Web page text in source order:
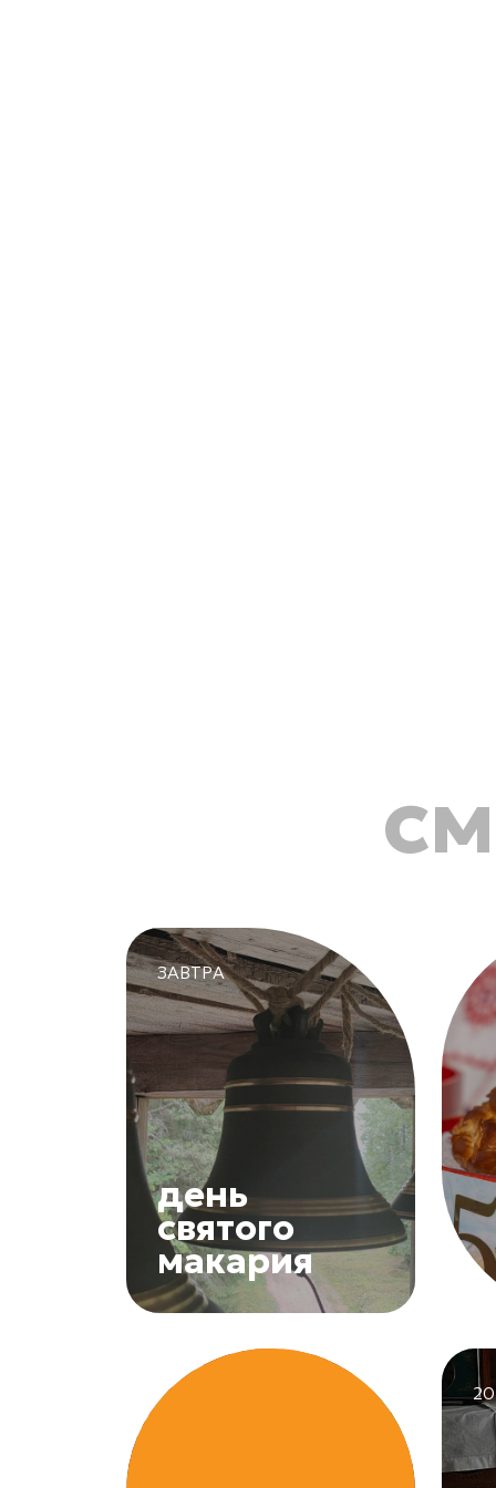
ЗАВТРА
день
святого
макария